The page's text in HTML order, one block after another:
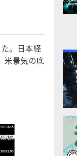
。日本経
米景気の底